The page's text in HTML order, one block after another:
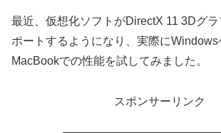
最近、仮想化ソフトがDirectX 11 3Dグ
ポートするようになり、実際にWindows
MacBookでの性能を試してみました。
スポンサーリンク